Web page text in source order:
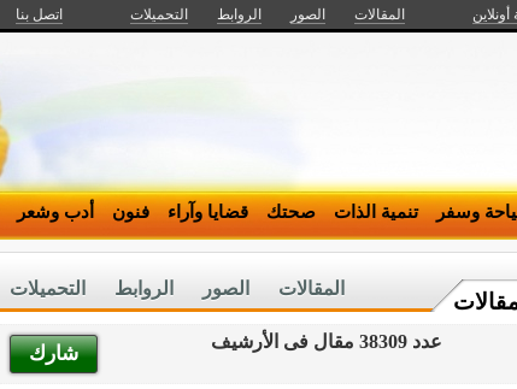
أونلاين المقالات الصور الروابط التحميلات اتصل بنا
وسفر تنمية الذات صحتك قضايا وآراء فنون أدب وشعر
التحميلات الروابط الصور المقالات
شارك
عدد 38309 مقال فى الأرشيف